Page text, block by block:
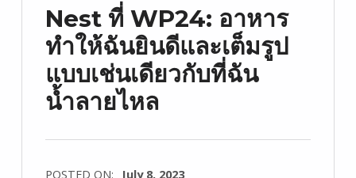
Nest ที่ WP24: อาหาร
ทำให้ฉันยินดีและเต็มรูป
แบบเช่นเดียวกับที่ฉัน
น้ำลายไหล
POSTED ON:
July 8, 2023